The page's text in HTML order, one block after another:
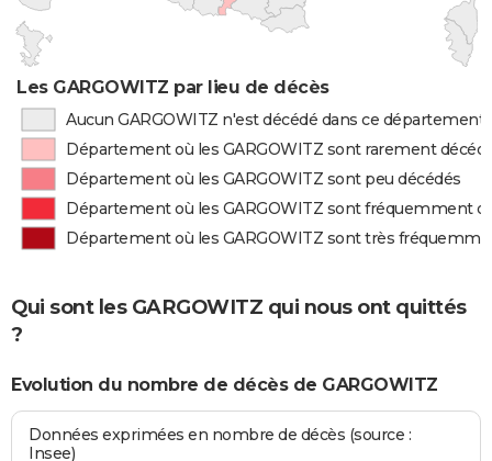
Les GARGOWITZ par lieu de décès
Aucun GARGOWITZ n'est décédé dans ce département
Département où les GARGOWITZ sont rarement
Département où les GARGOWITZ sont peu décédés
Département où les GARGOWITZ sont fréquemment
Département où les GARGOWITZ sont très
Qui sont les GARGOWITZ qui nous ont quittés
?
Evolution du nombre de décès de GARGOWITZ
Données exprimées en nombre de décès (source :
Insee)